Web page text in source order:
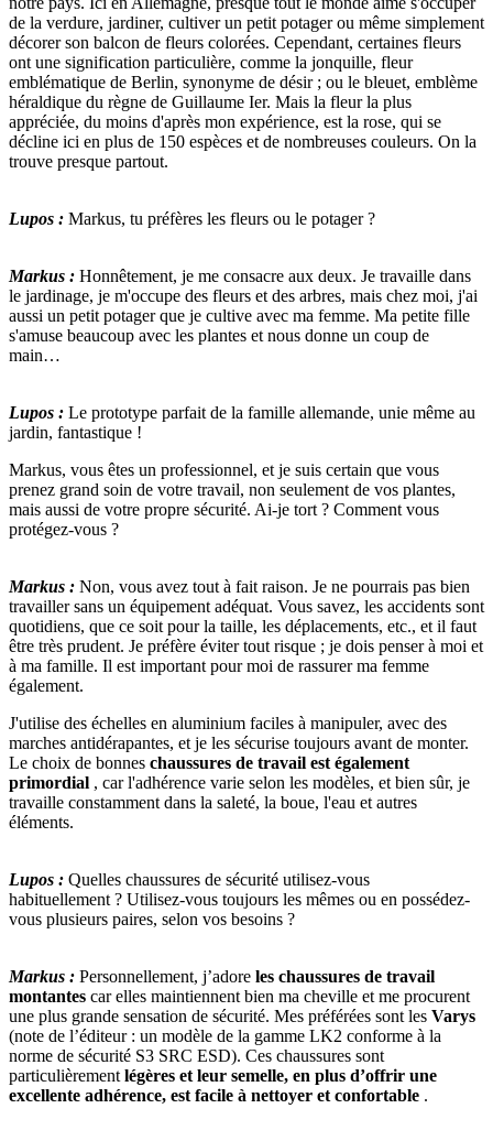
de la verdure, jardiner, cultiver un petit potager ou même simplement
décorer son balcon de fleurs colorées. Cependant, certaines fleurs
ont une signification particulière, comme la jonquille, fleur
emblématique de Berlin, synonyme de désir ; ou le bleuet, emblème
héraldique du règne de Guillaume Ier. Mais la fleur la plus
appréciée, du moins d'après mon expérience, est la rose, qui se
décline ici en plus de 150 espèces et de nombreuses couleurs. On la
trouve presque partout.
Lupos : Markus, tu préfères les fleurs ou le potager ?
Markus : Honnêtement, je me consacre aux deux. Je travaille dans
le jardinage, je m'occupe des fleurs et des arbres, mais chez moi, j'ai
aussi un petit potager que je cultive avec ma femme. Ma petite fille
s'amuse beaucoup avec les plantes et nous donne un coup de
main…
Lupos : Le prototype parfait de la famille allemande, unie même au
jardin, fantastique !
Markus, vous êtes un professionnel, et je suis certain que vous
prenez grand soin de votre travail, non seulement de vos plantes,
mais aussi de votre propre sécurité. Ai-je tort ? Comment vous
protégez-vous ?
Markus : Non, vous avez tout à fait raison. Je ne pourrais pas bien
travailler sans un équipement adéquat. Vous savez, les accidents sont
quotidiens, que ce soit pour la taille, les déplacements, etc., et il faut
être très prudent. Je préfère éviter tout risque ; je dois penser à moi et
à ma famille. Il est important pour moi de rassurer ma femme
également.
J'utilise des échelles en aluminium faciles à manipuler, avec des
marches antidérapantes, et je les sécurise toujours avant de monter.
Le choix de bonnes chaussures de travail est également
primordial , car l'adhérence varie selon les modèles, et bien sûr, je
travaille constamment dans la saleté, la boue, l'eau et autres
éléments.
Lupos : Quelles chaussures de sécurité utilisez-vous
habituellement ? Utilisez-vous toujours les mêmes ou en possédez-
vous plusieurs paires, selon vos besoins ?
Markus : Personnellement, j’adore les chaussures de travail
montantes car elles maintiennent bien ma cheville et me procurent
une plus grande sensation de sécurité. Mes préférées sont les Varys
(note de l’éditeur : un modèle de la gamme LK2 conforme à la
norme de sécurité S3 SRC ESD). Ces chaussures sont
particulièrement légères et leur semelle, en plus d’offrir une
excellente adhérence, est facile à nettoyer et confortable .